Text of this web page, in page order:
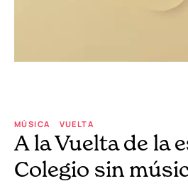
MÚSICA VUELTA
A la Vuelta de la
Colegio sin